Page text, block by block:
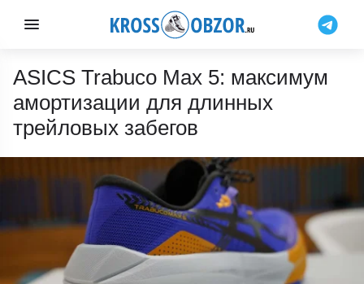
ASICS Trabuco Max 5: максимум
амортизации для длинных
трейловых забегов